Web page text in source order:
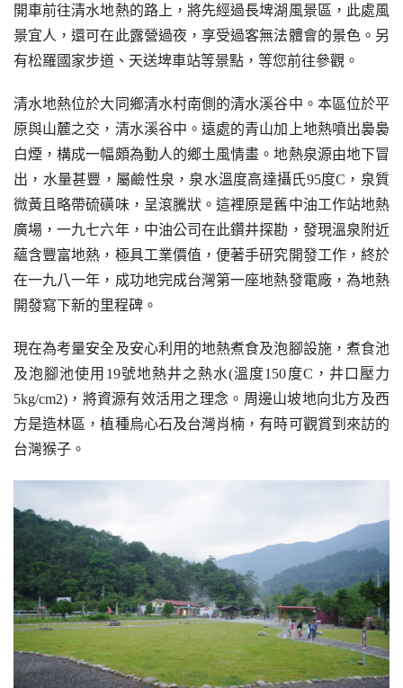
開車前往清水地熱的路上，將先經過長埤湖風景區，此處風
景宜人，還可在此露營過夜，享受過客無法體會的景色。另
有松羅國家步道、天送埤車站等景點，等您前往參觀。
清水地熱位於大同鄉清水村南側的清水溪谷中。本區位於平
原與山麓之交，清水溪谷中。遠處的青山加上地熱噴出裊裊
白煙，構成一幅頗為動人的鄉土風情畫。地熱泉源由地下冒
出，水量甚豐，屬鹼性泉，泉水溫度高達攝氏95度C，泉質
微黃且略帶硫磺味，呈滾騰狀。這裡原是舊中油工作站地熱
廣場，一九七六年，中油公司在此鑽井探勘，發現溫泉附近
蘊含豐富地熱，極具工業價值，便著手研究開發工作，終於
在一九八一年，成功地完成台灣第一座地熱發電廠，為地熱
開發寫下新的里程碑。
現在為考量安全及安心利用的地熱煮食及泡腳設施，煮食池
及泡腳池使用19號地熱井之熱水(溫度150度C，井口壓力
5kg/cm2)，將資源有效活用之理念。周邊山坡地向北方及西
方是造林區，植種烏心石及台灣肖楠，有時可觀賞到來訪的
台灣猴子。